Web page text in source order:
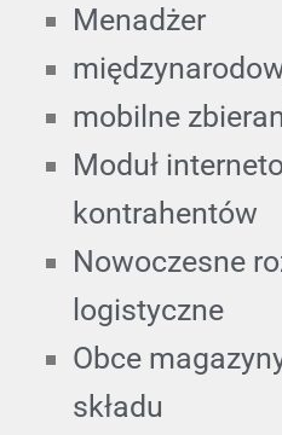
Menadżer
mobilne
Moduł
kontrahentów
Nowoczesne
logistyczne
Obce
składu